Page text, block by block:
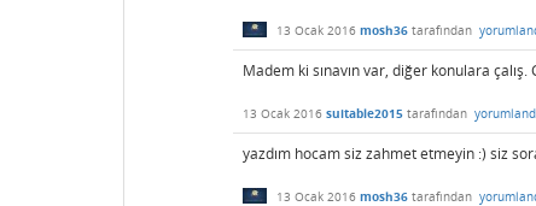
13 Ocak 2016 mosh36 tarafından
Madem ki sınavın var, diğer konulara
13 Ocak 2016 suitable2015 tarafından
yazdım hocam siz zahmet etmeyin :) siz
13 Ocak 2016 mosh36 tarafından